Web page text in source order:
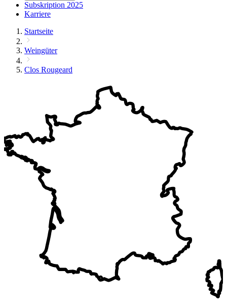
Subskription 2025
Karriere
Startseite
Weingüter
Clos Rougeard